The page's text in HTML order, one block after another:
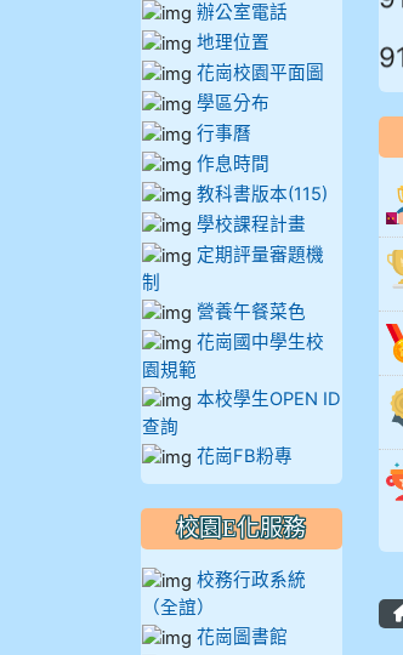
辦公室電話
地理位置
花崗校園平面圖
學區分布
行事曆
作息時間
教科書版本(115)
學校課程計畫
定期評量審題機
制
營養午餐菜色
花崗國中學生校
園規範
本校學生OPEN ID
查詢
花崗FB粉專
校園E化服務
校務行政系統
（全誼）
花崗圖書館